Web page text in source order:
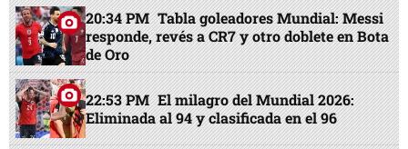
20:34 PM Tabla goleadores Mundial: Messi
responde, revés a CR7 y otro doblete en Bota
de Oro
22:53 PM El milagro del Mundial 2026:
Eliminada al 94 y clasificada en el 96